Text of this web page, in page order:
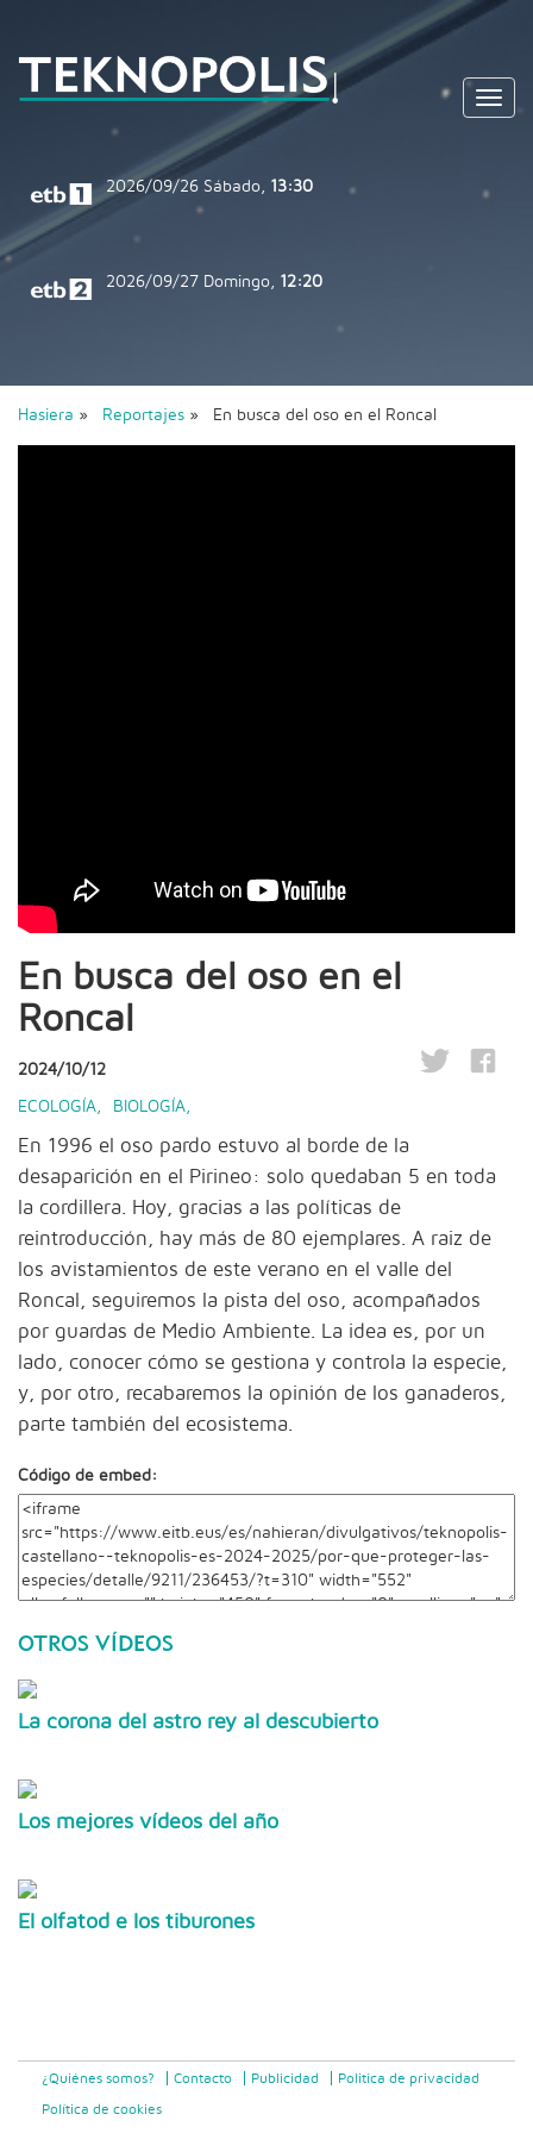
2026/09/26 Sábado, 13:30
2026/09/27 Domingo, 12:20
Hasiera » Reportajes » En busca del oso en el Roncal
En busca del oso en el
Roncal
2024/10/12
ECOLOGÍA BIOLOGÍA
En 1996 el oso pardo estuvo al borde de la
desaparición en el Pirineo: solo quedaban 5 en toda
la cordillera. Hoy, gracias a las políticas de
reintroducción, hay más de 80 ejemplares. A raiz de
los avistamientos de este verano en el valle del
Roncal, seguiremos la pista del oso, acompañados
por guardas de Medio Ambiente. La idea es, por un
lado, conocer cómo se gestiona y controla la especie,
y, por otro, recabaremos la opinión de los ganaderos,
parte también del ecosistema.
Código de embed:
OTROS VÍDEOS
La corona del astro rey al descubierto
Los mejores vídeos del año
El olfatod e los tiburones
¿Quiénes somos? Contacto Publicidad Politica de privacidad
Política de cookies